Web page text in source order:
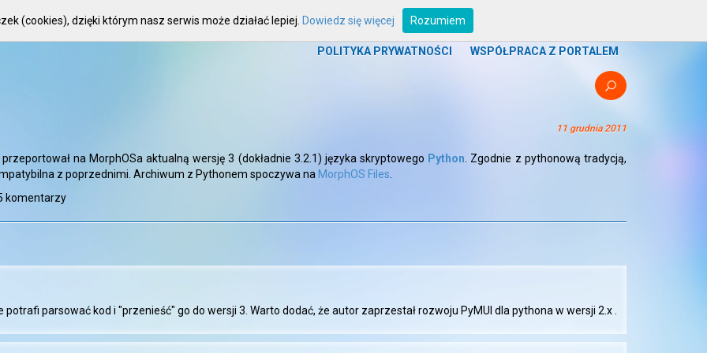
PROGRAMY BOUNTY
POLITYKA PRYWATNOŚCI
WSPÓŁPRACA Z PORTALEM
11 grudnia 2011
na MorphOSa aktualną wersję 3 (dokładnie 3.2.1) języka skryptowego Python . Zgodnie z pythonową tradycją,
z poprzednimi. Archiwum z Pythonem spoczywa na MorphOS Files
komentarzy
parsować kod i "przenieść" go do wersji 3. Warto dodać, że autor zaprzestał rozwoju PyMUI dla pythona w wersji 2.x .
(cookies), dzięki którym nasz serwis może działać lepiej. Dowiedz się więcej Rozumiem